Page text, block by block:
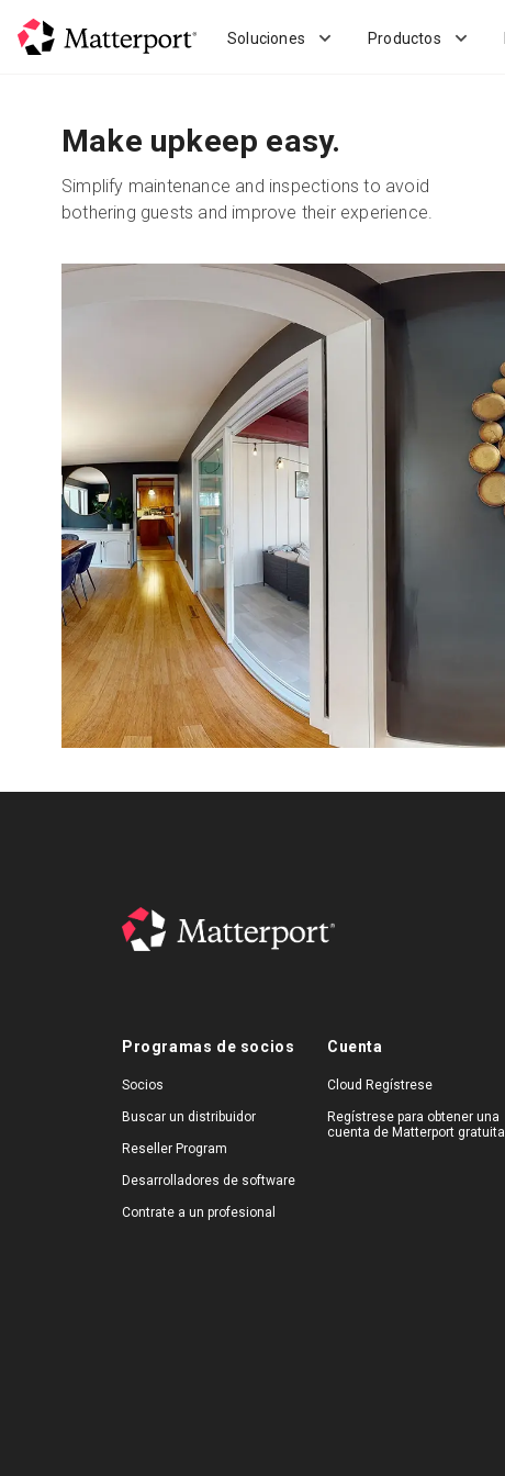
Soluciones Productos
Make upkeep easy.
Simplify maintenance and inspections to avoid
bothering guests and improve their experience.
Programas de socios
Socios
Buscar un distribuidor
Reseller Program
Desarrolladores de software
Contrate a un profesional
Cuenta
Cloud Regístrese
Regístrese para obtener una
cuenta de Matterport gratuita